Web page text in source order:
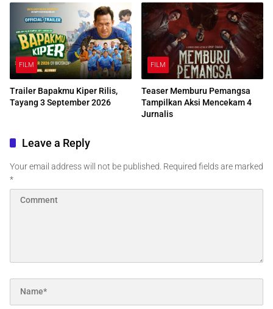
FILM
Trailer Bapakmu Kiper Rilis,
Tayang 3 September 2026
FILM
Teaser Memburu Pemangsa
Tampilkan Aksi Mencekam 4
Jurnalis
Leave a Reply
Your email address will not be published. Required fields are marked
*